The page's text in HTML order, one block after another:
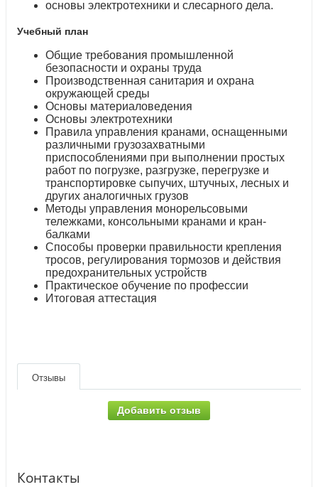
основы электротехники и слесарного дела.
Учебный план
Общие требования промышленной
безопасности и охраны труда
Производственная санитария и охрана
окружающей среды
Основы материаловедения
Основы электротехники
Правила управления кранами, оснащенными
различными грузозахватными
приспособлениями при выполнении простых
работ по погрузке, разгрузке, перегрузке и
транспортировке сыпучих, штучных, лесных и
других аналогичных грузов
Методы управления монорельсовыми
тележками, консольными кранами и кран-
балками
Способы проверки правильности крепления
тросов, регулирования тормозов и действия
предохранительных устройств
Практическое обучение по профессии
Итоговая аттестация
Отзывы
Добавить отзыв
Контакты